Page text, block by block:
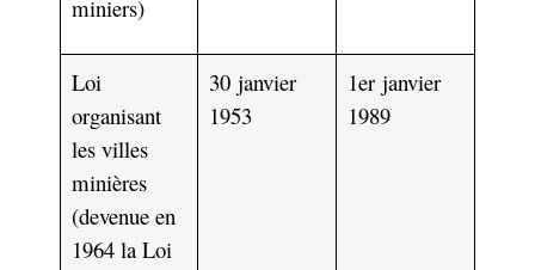
miniers)
Loi
organisant
les villes
minières
(devenue en
1964 la Loi
30 janvier
1953
1er janvier
1989